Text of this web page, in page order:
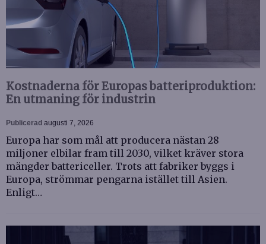
Kostnaderna för Europas batteriproduktion:
En utmaning för industrin
Publicerad augusti 7, 2026
Europa har som mål att producera nästan 28
miljoner elbilar fram till 2030, vilket kräver stora
mängder battericeller. Trots att fabriker byggs i
Europa, strömmar pengarna istället till Asien.
Enligt…